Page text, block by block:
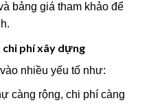
bảng giá tham khảo để
chi phí xây dựng
nhiều yếu tố như:
càng rộng, chi phí càng